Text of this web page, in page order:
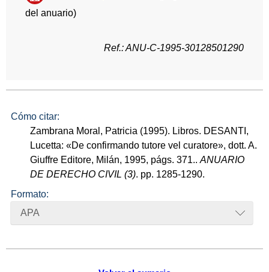
del anuario)
Ref.: ANU-C-1995-30128501290
Cómo citar:
Zambrana Moral, Patricia (1995). Libros. DESANTI,
Lucetta: «De confirmando tutore vel curatore», dott. A.
Giuffre Editore, Milán, 1995, págs. 371..ANUARIO
DE DERECHO CIVIL (3). pp. 1285-1290.
Formato:
APA